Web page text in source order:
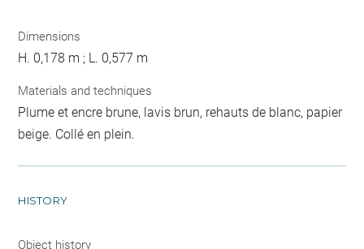
Dimensions
H. 0,178 m ; L. 0,577 m
Materials and techniques
Plume et encre brune, lavis brun, rehauts de blanc, papier
beige. Collé en plein.
HISTORY
Object history